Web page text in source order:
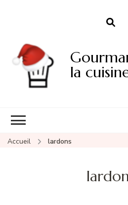
la
Accueil lardons